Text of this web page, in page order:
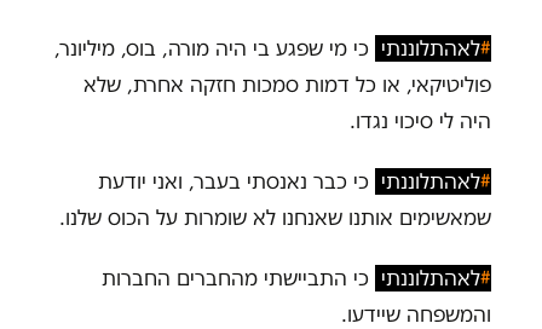
#לאהתלוננתי כי מי שפגע בי היה מורה, בוס, מיליונר,
פוליטיקאי, או כל דמות סמכות חזקה אחרת, שלא
היה לי סיכוי נגדו.
#לאהתלוננתי כי כבר נאנסתי בעבר, ואני יודעת
שמאשימים אותנו שאנחנו לא שומרות על הכוס שלנו.
#לאהתלוננתי כי התביישתי מהחברים החברות
והמשפחה שיידעו.